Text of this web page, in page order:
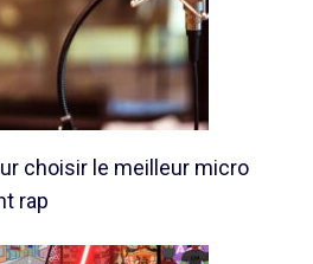
choisir le meilleur micro
rap